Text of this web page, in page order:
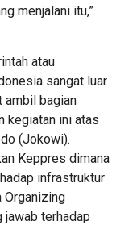
menjalani itu,”
atau
sangat luar
ambil bagian
kegiatan ini atas
(Jokowi).
Keppres dimana
infrastruktur
Organizing
jawab terhadap